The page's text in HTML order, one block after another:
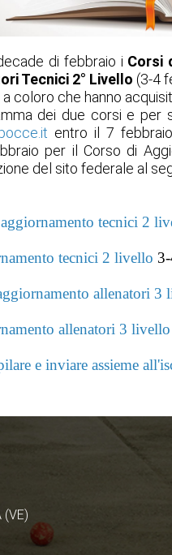
di febbraio i Corsi
Tecnici 2° Livello (3-4
coloro che hanno
dei due corsi e per
entro il 7
per il Corso di
del sito federale al
tecnici 2
tecnici 2 livello
allenatori 3
allenatori 3
e inviare assieme
(VE)